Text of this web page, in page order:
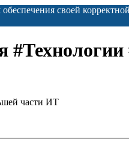
своей
части ИТ